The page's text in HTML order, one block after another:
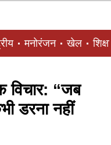
मनोरंजन खेल शिक्षा
विचार: “जब
डरना नहीं